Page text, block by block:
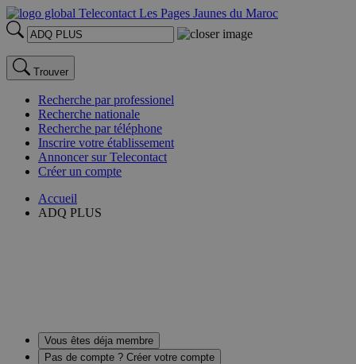
Trouver
Recherche par professionel
Recherche nationale
Recherche par téléphone
Inscrire votre établissement
Annoncer sur Telecontact
Créer un compte
Accueil
ADQ PLUS
Vous êtes déja membre
Pas de compte ? Créer votre compte